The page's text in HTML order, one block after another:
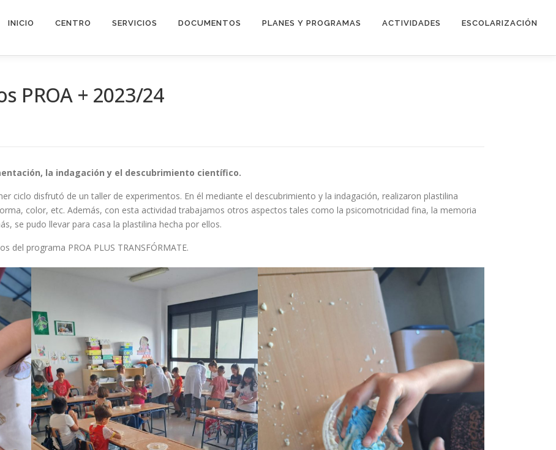
INICIO CENTRO SERVICIOS DOCUMENTOS PLANES Y PROGRAMAS ACTIVIDADES ESCOLARIZACIÓN
PROA + 2023/24
la indagación y el descubrimiento científico.
ciclo disfrutó de un taller de experimentos. En él mediante el descubrimiento y la indagación, realizaron plastilina
color, etc. Además, con esta actividad trabajamos otros aspectos tales como la psicomotricidad fina, la memoria
se pudo llevar para casa la plastilina hecha por ellos.
del programa PROA PLUS TRANSFÓRMATE.